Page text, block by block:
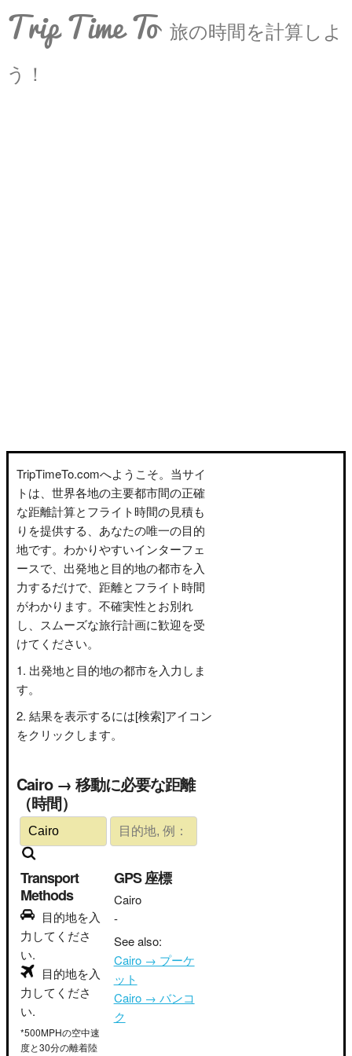
Trip Time To 旅の時間を計算しよ
う！
TripTimeTo.comへようこそ。当サイ
トは、世界各地の主要都市間の正確
な距離計算とフライト時間の見積も
りを提供する、あなたの唯一の目的
地です。わかりやすいインターフェ
ースで、出発地と目的地の都市を入
力するだけで、距離とフライト時間
がわかります。不確実性とお別れ
し、スムーズな旅行計画に歓迎を受
けてください。
出発地と目的地の都市を入力しま
す。
結果を表示するには[検索]アイコン
をクリックします。
Cairo → 移動に必要な距離
（時間）
Transport
Methods
目的地を入
力してくださ
い.
目的地を入
力してくださ
い.
*500MPHの空中速
度と30分の離着陸
GPS 座標
Cairo
-
See also:
Cairo → プーケ
ット
Cairo → バンコ
ク